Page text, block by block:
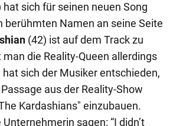
hat sich für seinen neuen Song
berühmten Namen an seine Seite
(42) ist auf dem Track zu
man die Reality-Queen allerdings
sich der Musiker entschieden,
aus der Reality-Show
Kardashians" einzubauen.
sagen: “I didn’t